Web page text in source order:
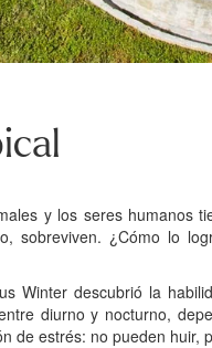
y los seres humanos
sobreviven. ¿Cómo lo
Winter descubrió la
diurno y nocturno,
de estrés: no pueden huir,